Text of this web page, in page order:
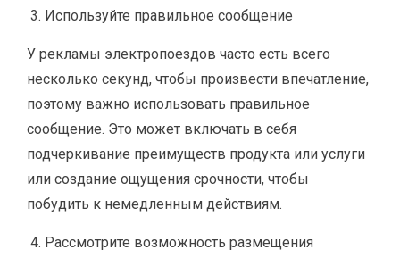
Используйте правильное сообщение
У рекламы электропоездов часто есть всего
несколько секунд, чтобы произвести впечатление,
поэтому важно использовать правильное
сообщение. Это может включать в себя
подчеркивание преимуществ продукта или услуги
или создание ощущения срочности, чтобы
побудить к немедленным действиям.
Рассмотрите возможность размещения